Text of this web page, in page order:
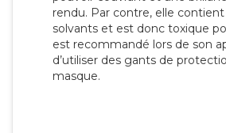
rendu. Par contre, elle contient
solvants et est donc toxique
est recommandé lors de son
d’utiliser des gants de
masque.